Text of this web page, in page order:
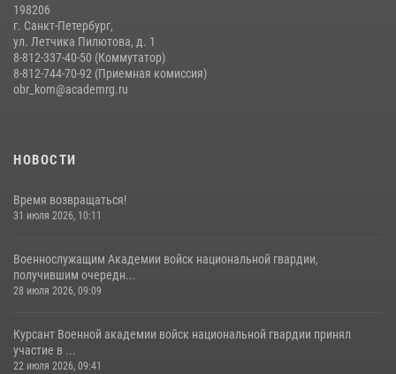
198206
г. Санкт-Петербург,
ул. Летчика Пилютова, д. 1
8-812-337-40-50 (Коммутатор)
8-812-744-70-92 (Приемная комиссия)
obr_kom@academrg.ru
НОВОСТИ
Время возвращаться!
31 июля 2026, 10:11
Военнослужащим Академии войск национальной гвардии,
получившим очередн...
28 июля 2026, 09:09
Курсант Военной академии войск национальной гвардии принял
участие в ...
22 июля 2026, 09:41